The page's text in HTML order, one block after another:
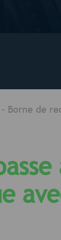
Borne de